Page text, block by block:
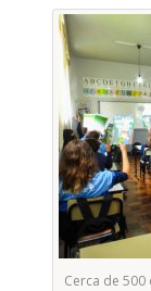
Cerca de